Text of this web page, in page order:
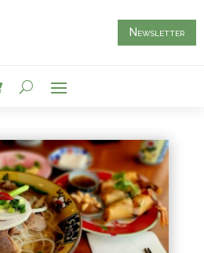
Newsletter